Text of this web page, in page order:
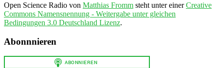
Open Science Radio von Matthias Fromm steht unter einerCreative
Commons Namensnennung - Weitergabe unter gleichen
Bedingungen 3.0 Deutschland Lizenz.
Abonnnieren